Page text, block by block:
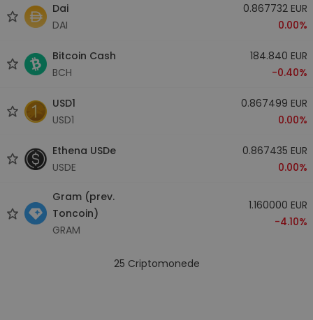
Dai
DAI
0.867732 EUR
0.00%
Bitcoin Cash
BCH
184.840 EUR
-0.40%
USD1
USD1
0.867499 EUR
0.00%
Ethena USDe
USDE
0.867435 EUR
0.00%
Gram (prev.
Toncoin)
GRAM
1.160000 EUR
-4.10%
25 Criptomonede